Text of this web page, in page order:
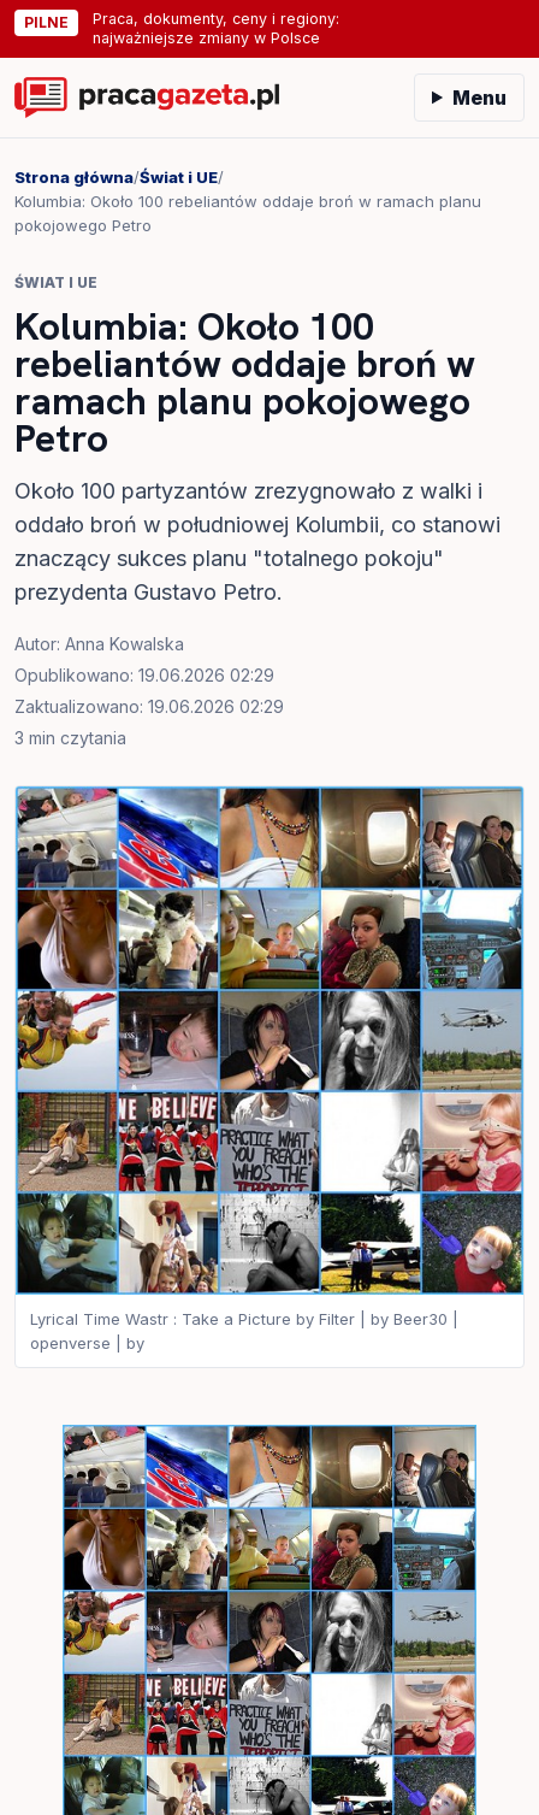
PILNE
Praca, dokumenty, ceny i regiony:
najważniejsze zmiany w Polsce
Menu
Strona główna/Świat i UE/
Kolumbia: Około 100 rebeliantów oddaje broń w ramach planu
pokojowego Petro
ŚWIAT I UE
Kolumbia: Około 100
rebeliantów oddaje broń w
ramach planu pokojowego
Petro
Około 100 partyzantów zrezygnowało z walki i
oddało broń w południowej Kolumbii, co stanowi
znaczący sukces planu "totalnego pokoju"
prezydenta Gustavo Petro.
Autor: Anna Kowalska
Opublikowano: 19.06.2026 02:29
Zaktualizowano: 19.06.2026 02:29
3 min czytania
Lyrical Time Wastr : Take a Picture by Filter | by Beer30 |
openverse | by